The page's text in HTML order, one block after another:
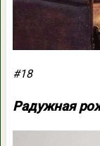
#18
Радужная